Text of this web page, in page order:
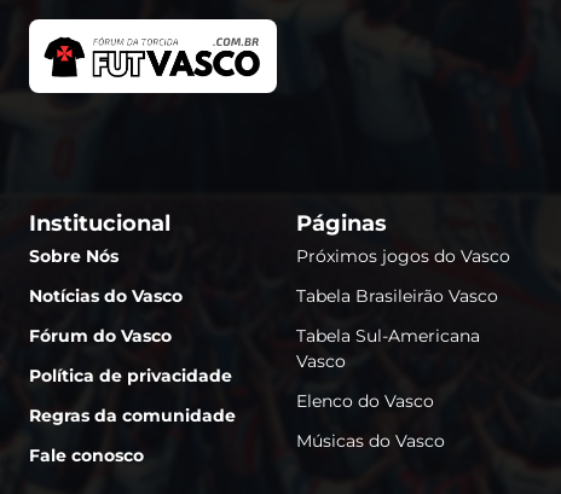
Institucional
Sobre Nós
Notícias do Vasco
Fórum do Vasco
Política de privacidade
Regras da comunidade
Fale conosco
Páginas
Próximos jogos do Vasco
Tabela Brasileirão Vasco
Tabela Sul-Americana
Vasco
Elenco do Vasco
Músicas do Vasco